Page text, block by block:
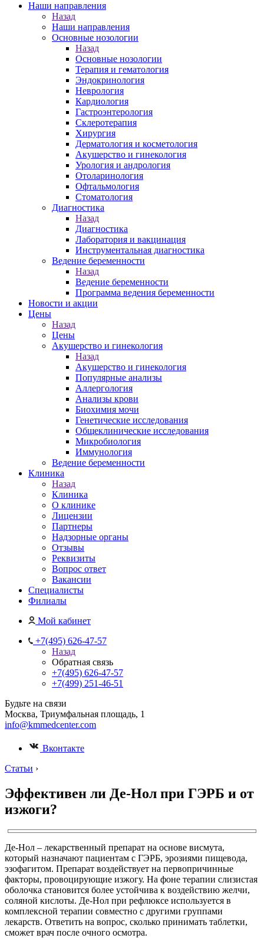
Наши направления
Назад
Наши направления
Основные нозологии
Назад
Основные нозологии
Терапия и гематология
Эндокринология
Неврология
Кардиология
Гастроэнтерология
Склеротерапия
Хирургия
Дерматология и косметология
Акушерство и гинекология
Урология и андрология
Отоларинология
Офтальмология
Стоматология
Диагностика
Назад
Диагностика
Лаборатория и вакцинация
Инструментальная диагностика
Ведение беременности
Назад
Ведение беременности
Программа ведения беременности
Новости и акции
Цены
Назад
Цены
Акушерство и гинекология
Назад
Акушерство и гинекология
Популярные анализы
Аллергология
Анализы крови
Биохимия мочи
Генетические исследования
Общеклинические исследования
Микробиология
Иммунология
Ведение беременности
Клиника
Назад
Клиника
О клинике
Лицензии
Партнеры
Надзорные органы
Отзывы
Реквизиты
Вопрос ответ
Вакансии
Специалисты
Филиалы
Мой кабинет
+7(495) 626-47-57
Назад
Обратная связь
+7(495) 626-47-57
+7(499) 251-46-51
Будьте на связи
Москва, Триумфальная площадь, 1
info@kmmedcenter.com
Вконтакте
Статьи ›
Эффективен ли Де-Нол при ГЭРБ и от
изжоги?
Де-Нол – лекарственный препарат на основе висмута,
который назначают пациентам с ГЭРБ, эрозиями пищевода,
эзофагитом. Препарат воздействует на первопричинные
факторы, провоцирующие изжогу. На фоне терапии слизистая
оболочка становится более устойчива к воздействию желчи,
соляной кислоты. Де-Нол при рефлюксе используется в
комплексной терапии совместно с другими группами
лекарств. Ответить на вопрос, сколько принимать таблетки,
сможет врач после очного осмотра.